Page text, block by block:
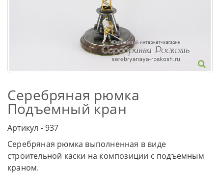
Серебряная рюмка
Подъемный кран
Артикул - 937
Серебряная рюмка выполненная в виде
строительной каски на композиции с подъемным
краном.